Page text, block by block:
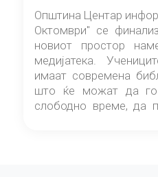
Општина Центар
Октомври" се
новиот простор
медијатека.
имаат современа
што ќе можат да го
слободно време, да